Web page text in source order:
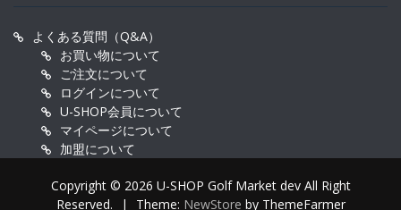
よくある質問（Q&A）
お買い物について
ご注文について
ログインについて
U-SHOP会員について
マイページについて
加盟について
Copyright © 2026 U-SHOP Golf Market dev All Right
Reserved.
| Theme: NewStore by ThemeFarmer